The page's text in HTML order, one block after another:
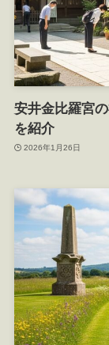
安井金比羅宮
を紹介
2026年1月26日